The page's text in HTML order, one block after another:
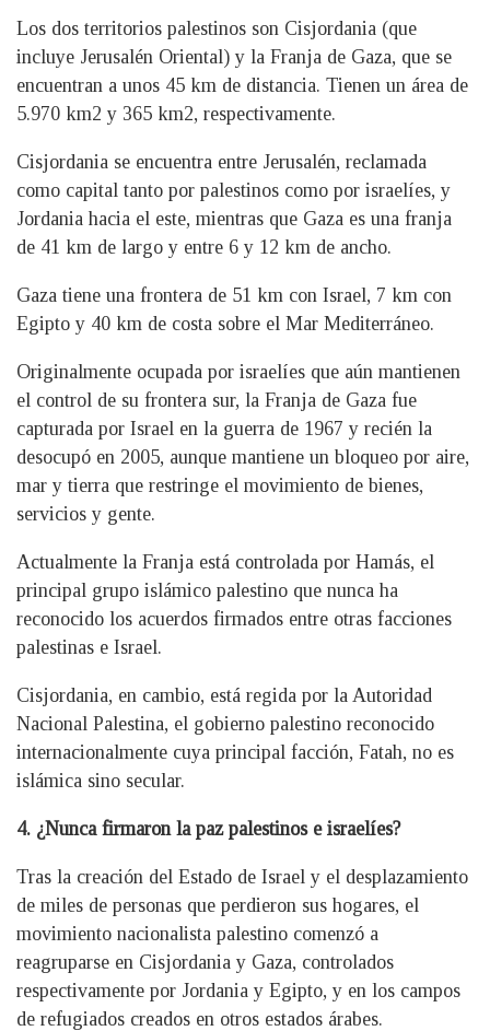
Los dos territorios palestinos son Cisjordania (que
incluye Jerusalén Oriental) y la Franja de Gaza, que se
encuentran a unos 45 km de distancia. Tienen un área de
5.970 km2 y 365 km2, respectivamente.
Cisjordania se encuentra entre Jerusalén, reclamada
como capital tanto por palestinos como por israelíes, y
Jordania hacia el este, mientras que Gaza es una franja
de 41 km de largo y entre 6 y 12 km de ancho.
Gaza tiene una frontera de 51 km con Israel, 7 km con
Egipto y 40 km de costa sobre el Mar Mediterráneo.
Originalmente ocupada por israelíes que aún mantienen
el control de su frontera sur, la Franja de Gaza fue
capturada por Israel en la guerra de 1967 y recién la
desocupó en 2005, aunque mantiene un bloqueo por aire,
mar y tierra que restringe el movimiento de bienes,
servicios y gente.
Actualmente la Franja está controlada por Hamás, el
principal grupo islámico palestino que nunca ha
reconocido los acuerdos firmados entre otras facciones
palestinas e Israel.
Cisjordania, en cambio, está regida por la Autoridad
Nacional Palestina, el gobierno palestino reconocido
internacionalmente cuya principal facción, Fatah, no es
islámica sino secular.
4. ¿Nunca firmaron la paz palestinos e israelíes?
Tras la creación del Estado de Israel y el desplazamiento
de miles de personas que perdieron sus hogares, el
movimiento nacionalista palestino comenzó a
reagruparse en Cisjordania y Gaza, controlados
respectivamente por Jordania y Egipto, y en los campos
de refugiados creados en otros estados árabes.